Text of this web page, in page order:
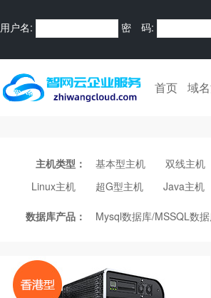
用户名: 密 码:
首页 域
主机类型： 基本型主机 双线主机
Linux主机
超G型主机 Java主机
数据库产品： Mysql数据库/MSSQL数